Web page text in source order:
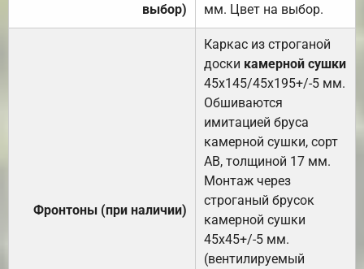
выбор)
мм. Цвет на выбор.
Фронтоны (при наличии)
Каркас из строганой
доски камерной сушки
45х145/45х195+/-5 мм.
Обшиваются
имитацией бруса
камерной сушки, сорт
АВ, толщиной 17 мм.
Монтаж через
строганый брусок
камерной сушки
45х45+/-5 мм.
(вентилируемый